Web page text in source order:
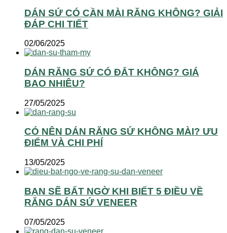
DÁN SỨ CÓ CẦN MÀI RĂNG KHÔNG? GIẢI
ĐÁP CHI TIẾT
02/06/2025
DÁN RĂNG SỨ CÓ ĐẮT KHÔNG? GIÁ
BAO NHIÊU?
27/05/2025
CÓ NÊN DÁN RĂNG SỨ KHÔNG MÀI? ƯU
ĐIỂM VÀ CHI PHÍ
13/05/2025
BẠN SẼ BẤT NGỜ KHI BIẾT 5 ĐIỀU VỀ
RĂNG DÁN SỨ VENEER
07/05/2025